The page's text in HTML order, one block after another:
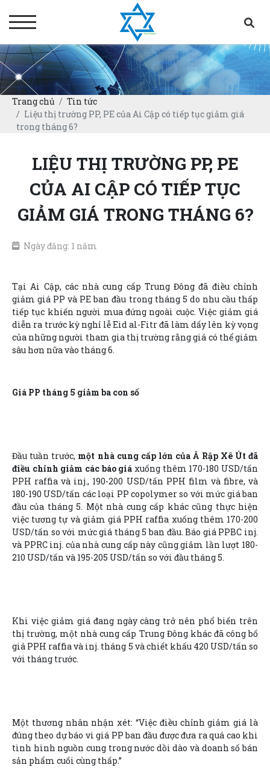
Trang chủ
Tin tức
Liệu thị trường PP, PE của Ai Cập có tiếp tục giảm giá
trong tháng 6?
LIỆU THỊ TRƯỜNG PP, PE
CỦA AI CẬP CÓ TIẾP TỤC
GIẢM GIÁ TRONG THÁNG 6?
Ngày đăng: 1 năm
Tại Ai Cập, các nhà cung cấp Trung Đông đã điều chỉnh
giảm giá PP và PE ban đầu trong tháng 5 do nhu cầu thấp
tiếp tục khiến người mua đứng ngoài cuộc. Việc giảm giá
diễn ra trước kỳ nghỉ lễ Eid al-Fitr đã làm dấy lên kỳ vọng
của những người tham gia thị trường rằng giá có thể giảm
sâu hơn nữa vào tháng 6.
Giá PP tháng 5 giảm ba con số
Đầu tuần trước, một nhà cung cấp lớn của Ả Rập Xê Út đã
điều chỉnh giảm các báo giá xuống thêm 170-180 USD/tấn
PPH raffia và inj., 190-200 USD/tấn PPH film và fibre, và
180-190 USD/tấn các loại PP copolymer so với mức giá ban
đầu của tháng 5. Một nhà cung cấp khác cũng thực hiện
việc tương tự và giảm giá PPH raffia xuống thêm 170-200
USD/tấn so với mức giá tháng 5 ban đầu. Báo giá PPBC inj.
và PPRC inj. của nhà cung cấp này cũng giảm lần lượt 180-
210 USD/tấn và 195-205 USD/tấn so với đầu tháng 5.
Khi việc giảm giá đang ngày càng trở nên phổ biến trên
thị trường, một nhà cung cấp Trung Đông khác đã công bố
giá PPH raffia và inj. tháng 5 và chiết khấu 420 USD/tấn so
với tháng trước.
Một thương nhân nhận xét: “Việc điều chỉnh giảm giá là
đúng theo dự báo vì giá PP ban đầu được đưa ra quá cao khi
tình hình nguồn cung trong nước dồi dào và doanh số bán
sản phẩm cuối cùng thấp.”